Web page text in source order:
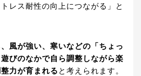
レス耐性の向上につながる」と
風が強い、寒いなどの「ちょっ
びのなかで自ら調整しながら楽
力が育まれる と考えられます。